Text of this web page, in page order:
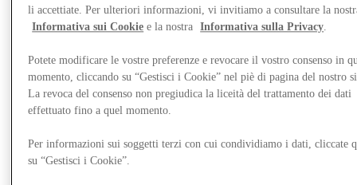
Altro
li accettiate. Per ulteriori informazioni, vi invitiamo a consultare la
Informativa sui Cookie e la nostra Informativa sulla Privacy
Potete modificare le vostre preferenze e revocare il vostro consenso in
momento, cliccando su “Gestisci i Cookie” nel piè di pagina del nostro
La revoca del consenso non pregiudica la liceità del trattamento dei dati
effettuato fino a quel momento.
Per informazioni sui soggetti terzi con cui condividiamo i dati, cliccate
su “Gestisci i Cookie”.